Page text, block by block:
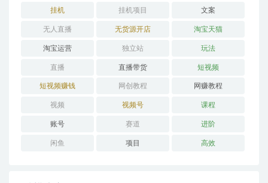
挂机 挂机项目 文案
无人直播 无货源开店 淘宝天猫
淘宝运营 独立站 玩法
直播 直播带货 短视频
短视频赚钱 网创教程 网赚教程
视频 视频号 课程
账号 赛道 进阶
闲鱼 项目 高效